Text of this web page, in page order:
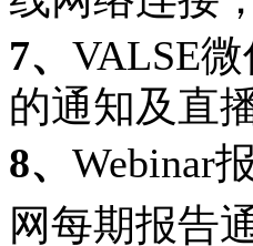
7、 VALSE
的通知及直
8、 Webinar
网每期报告